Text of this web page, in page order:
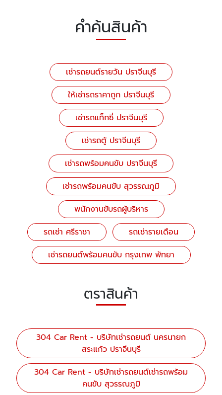
คำค้นสินค้า
เช่ารถยนต์รายวัน ปราจีนบุรี
ให้เช่ารถราคาถูก ปราจีนบุรี
เช่ารถแท็กซี่ ปราจีนบุรี
เช่ารถตู้ ปราจีนบุรี
เช่ารถพร้อมคนขับ ปราจีนบุรี
เช่ารถพร้อมคนขับ สุวรรณภูมิ
พนักงานขับรถผู้บริหาร
รถเช่า ศรีราชา
รถเช่ารายเดือน
เช่ารถยนต์พร้อมคนขับ กรุงเทพ พัทยา
ตราสินค้า
304 Car Rent - บริษัทเช่ารถยนต์ นครนายก
สระแก้ว ปราจีนบุรี
304 Car Rent - บริษัทเช่ารถยนต์เช่ารถพร้อม
คนขับ สุวรรณภูมิ